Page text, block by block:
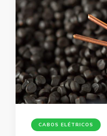
CABOS ELÉTRICOS